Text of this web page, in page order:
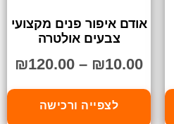
אודם איפור פנים מקצועי
צבעים אולטרה
₪10.00
–
₪120.00
לצפייה ורכישה